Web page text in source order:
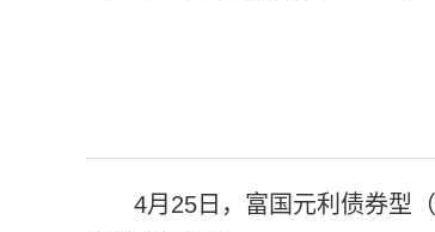
4月25日，富国元利债券型